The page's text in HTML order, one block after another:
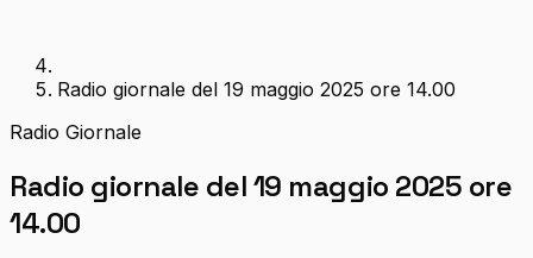
Radio giornale del 19 maggio 2025 ore 14.00
Radio Giornale
Radio giornale del 19 maggio 2025 ore
14.00